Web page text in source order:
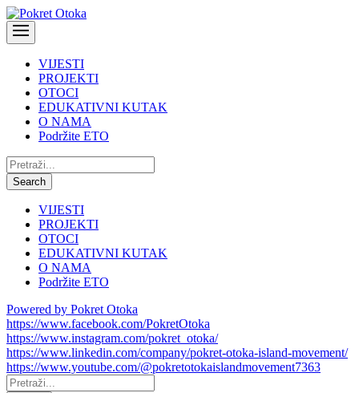
VIJESTI
PROJEKTI
OTOCI
EDUKATIVNI KUTAK
O NAMA
Podržite ETO
Pretraži:
Search
VIJESTI
PROJEKTI
OTOCI
EDUKATIVNI KUTAK
O NAMA
Podržite ETO
Powered by Pokret Otoka
https://www.facebook.com/PokretOtoka
https://www.instagram.com/pokret_otoka/
https://www.linkedin.com/company/pokret-otoka-island-movement/
https://www.youtube.com/@pokretotokaislandmovement7363
Pretraži: